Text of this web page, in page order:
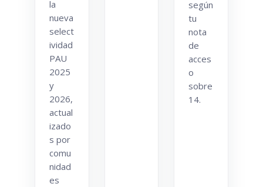
la
nueva
select
ividad
PAU
2025
y
2026,
actual
izado
s por
comu
nidad
es
según
tu
nota
de
acces
o
sobre
14.